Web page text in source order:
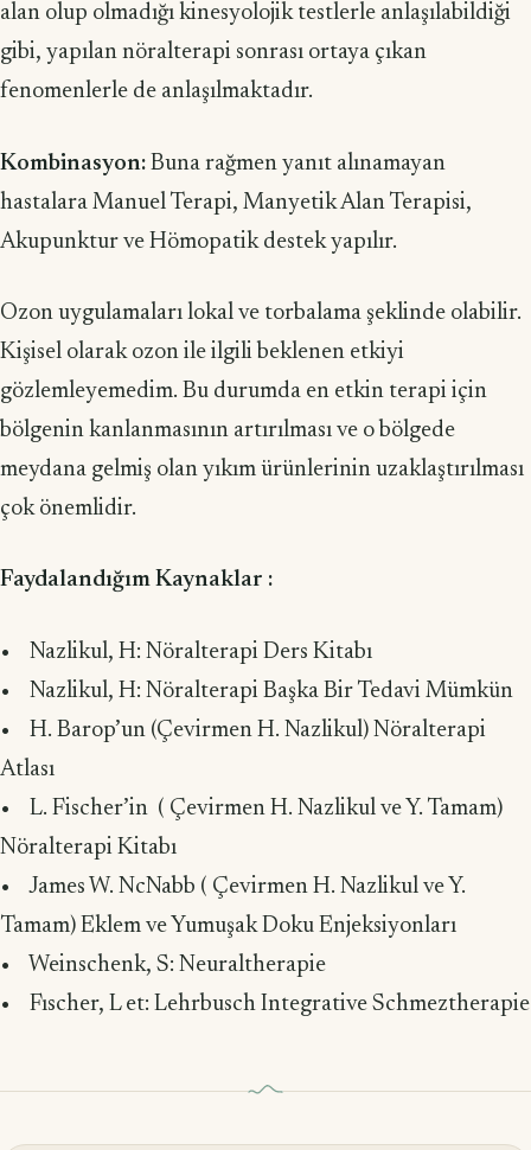
alan olup olmadığı kinesyolojik testlerle anlaşılabildiği
gibi, yapılan nöralterapi sonrası ortaya çıkan
fenomenlerle de anlaşılmaktadır.
Kombinasyon: Buna rağmen yanıt alınamayan
hastalara Manuel Terapi, Manyetik Alan Terapisi,
Akupunktur ve Hömopatik destek yapılır.
Ozon uygulamaları lokal ve torbalama şeklinde olabilir.
Kişisel olarak ozon ile ilgili beklenen etkiyi
gözlemleyemedim. Bu durumda en etkin terapi için
bölgenin kanlanmasının artırılması ve o bölgede
meydana gelmiş olan yıkım ürünlerinin uzaklaştırılması
çok önemlidir.
Faydalandığım Kaynaklar :
• Nazlikul, H: Nöralterapi Ders Kitabı
• Nazlikul, H: Nöralterapi Başka Bir Tedavi Mümkün
• H. Barop’un (Çevirmen H. Nazlikul) Nöralterapi
Atlası
• L. Fischer’in ( Çevirmen H. Nazlikul ve Y. Tamam)
Nöralterapi Kitabı
• James W. NcNabb ( Çevirmen H. Nazlikul ve Y.
Tamam) Eklem ve Yumuşak Doku Enjeksiyonları
• Weinschenk, S: Neuraltherapie
• Fıscher, L et: Lehrbusch Integrative Schmeztherapie